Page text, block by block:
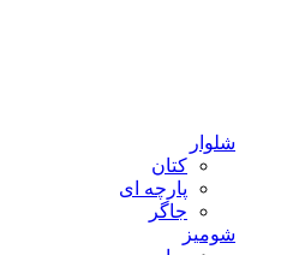
شلوار
کتان
پارچه ای
جاگر
شومیز